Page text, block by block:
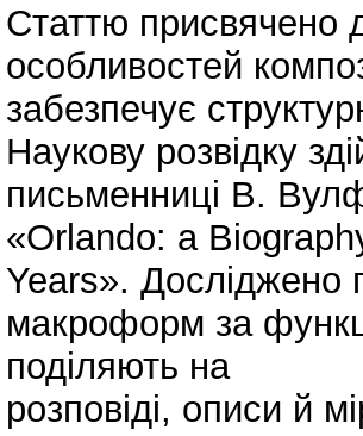
Статтю присвячено
особливостей
забезпечує
Наукову розвідку
письменниці В.
«Orlando: a
Years». Досліджено
макроформ за
поділяють на
розповіді, описи й